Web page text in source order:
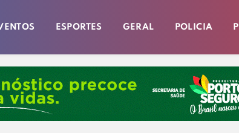
ESPORTES GERAL POLICIA